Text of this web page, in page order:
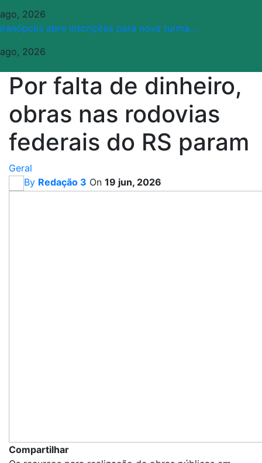
2026
abre inscrições para nova turma…
2026
Por falta de dinheiro,
obras nas rodovias
federais do RS param
Geral
By Redação 3 On 19 jun, 2026
Compartilhar